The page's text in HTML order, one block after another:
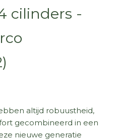
cilinders -
altijd robuustheid,
gecombineerd in een
nieuwe generatie